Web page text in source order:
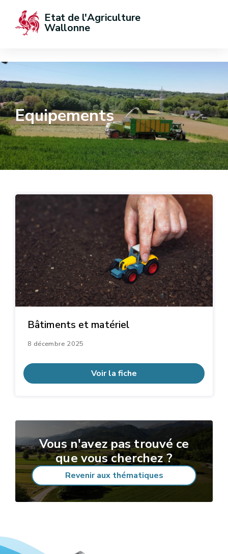
Etat de l'Agriculture
Wallonne
Equipements
Bâtiments et matériel
8 décembre 2025
Voir la fiche
Vous n'avez pas trouvé ce
que vous cherchez ?
Revenir aux thématiques